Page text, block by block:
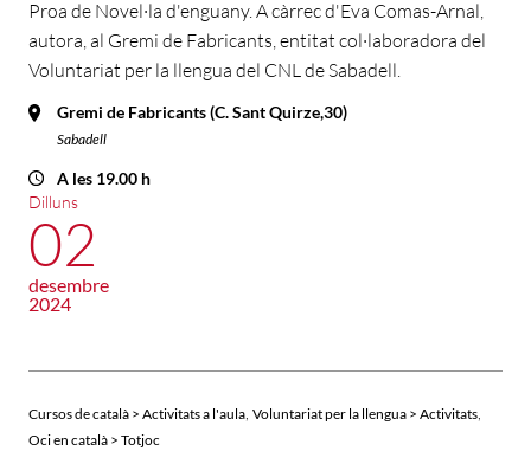
Proa de Novel·la d'enguany. A càrrec d'Eva Comas-Arnal,
autora, al Gremi de Fabricants, entitat col·laboradora del
Voluntariat per la llengua del CNL de Sabadell.
Gremi de Fabricants (C. Sant Quirze,30)
Sabadell
A les 19.00 h
Dilluns
02
desembre
2024
Cursos de català > Activitats a l'aula Voluntariat per la llengua > Activitats
Oci en català > Totjoc